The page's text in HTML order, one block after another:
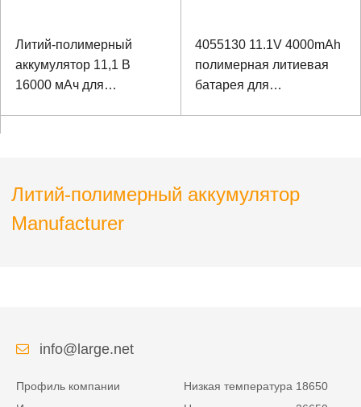
Литий-полимерный
аккумулятор 11,1 В
16000 мАч для
4055130 11.1V 4000mAh
полимерная литиевая
батарея для
Литий-полимерный аккумулятор
Manufacturer
info@large.net
Профиль компании
Низкая температура 18650